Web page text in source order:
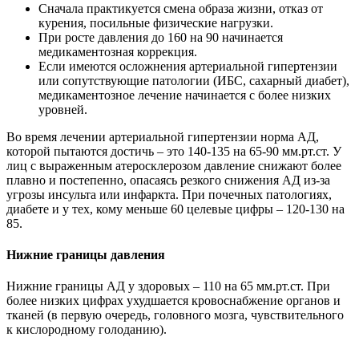
Сначала практикуется смена образа жизни, отказ от
курения, посильные физические нагрузки.
При росте давления до 160 на 90 начинается
медикаментозная коррекция.
Если имеются осложнения артериальной гипертензии
или сопутствующие патологии (ИБС, сахарный диабет),
медикаментозное лечение начинается с более низких
уровней.
Во время лечении артериальной гипертензии норма АД,
которой пытаются достичь – это 140-135 на 65-90 мм.рт.ст. У
лиц с выраженным атеросклерозом давление снижают более
плавно и постепенно, опасаясь резкого снижения АД из-за
угрозы инсульта или инфаркта. При почечных патологиях,
диабете и у тех, кому меньше 60 целевые цифры – 120-130 на
85.
Нижние границы давления
Нижние границы АД у здоровых – 110 на 65 мм.рт.ст. При
более низких цифрах ухудшается кровоснабжение органов и
тканей (в первую очередь, головного мозга, чувствительного
к кислородному голоданию).